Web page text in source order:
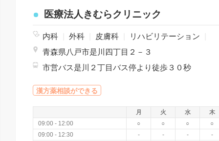
医療法人きむらクリニック
内科 外科 皮膚科 リハビリテーション
青森県八戸市是川四丁目２－３
市営バス是川２丁目バス停より徒歩３０秒
漢方薬相談ができる
月 火 水
木
09:00 - 12:00
○ ○ ○
○
09:00 - 12:30
- - -
-